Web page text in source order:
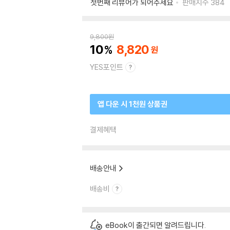
첫번째 리뷰어가 되어주세요
판매지수 384
9,800원
10 8,820
YES포인트
앱 다운 시 1천원 상품권
결제혜택
배송안내
배송비
eBook이 출간되면 알려드립니다.